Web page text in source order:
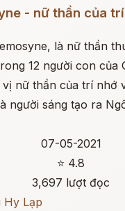
- nữ thần của
là nữ thần
12 người con của
vị nữ thần của trí nhớ
người sáng tạo ra
07-05-2021
⭐ 4.8
3,697 lượt đọc
Hy Lạp